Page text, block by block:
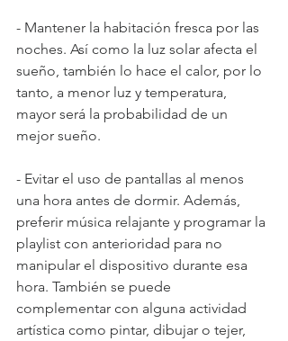
- Mantener la habitación fresca por las
noches. Así como la luz solar afecta el
sueño, también lo hace el calor, por lo
tanto, a menor luz y temperatura,
mayor será la probabilidad de un
mejor sueño.
- Evitar el uso de pantallas al menos
una hora antes de dormir. Además,
preferir música relajante y programar la
playlist con anterioridad para no
manipular el dispositivo durante esa
hora. También se puede
complementar con alguna actividad
artística como pintar, dibujar o tejer,